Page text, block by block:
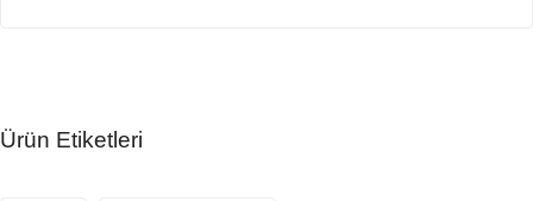
Ürün Etiketleri